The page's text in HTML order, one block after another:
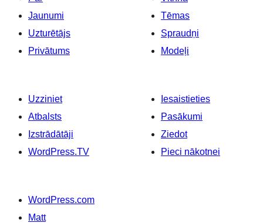
Jaunumi
Uzturētājs
Privātums
Tēmas
Spraudņi
Modeļi
Uzziniet
Atbalsts
Izstrādātāji
WordPress.TV
Iesaistieties
Pasākumi
Ziedot
Pieci nākotnei
WordPress.com
Matt